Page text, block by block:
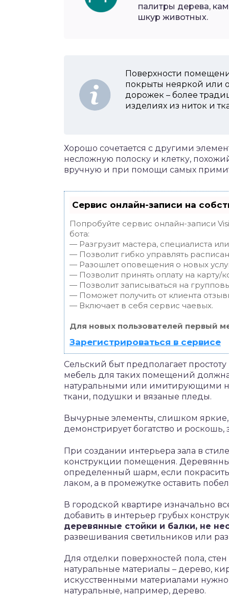
палитры дерева,
шкур животных.
Поверхности
покрыты неяркой или
дорожек – более
изделиях из ниток и
Хорошо сочетается с другими
несложную полоску и клетку,
вручную и при помощи самых
Сервис онлайн-записи на
Попробуйте сервис онлайн-записи
бота:
— Разгрузит мастера, специалиста
— Позволит гибко управлять
— Разошлет оповещения о новых
— Позволит принять оплату на карту/
— Позволит записываться на
— Поможет получить от клиента
— Включает в себя сервис чаевых.
Для новых пользователей первый
Зарегистрироваться в сервисе
Сельский быт предполагает
мебель для таких помещений
натуральными или имитирующими
ткани, подушки и вязаные пледы.
Вычурные элементы, слишком яркие,
демонстрирует богатство и роскошь,
При создании интерьера зала в
конструкции помещения.
определенный шарм, если
лаком, а в промежутке оставить
В городской квартире изначально
добавить в интерьер грубых
деревянные стойки и балки, не
развешивания светильников или
Для отделки поверхностей пола,
натуральные материалы – дерево,
искусственными материалами
натуральные, например, дерево.